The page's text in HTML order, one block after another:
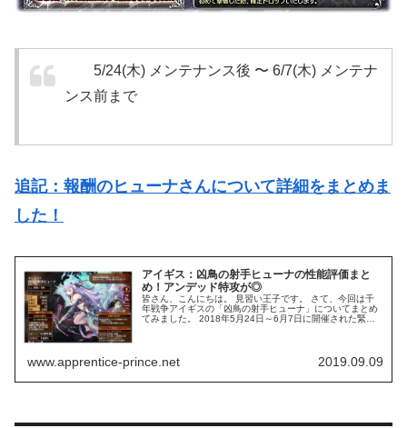
5/24(木) メンテナンス後 〜 6/7(木) メンテナ
ンス前まで
追記：報酬のヒューナさんについて詳細をまとめま
した！
アイギス：凶鳥の射手ヒューナの性能評価まと
め！アンデッド特攻が◎
皆さん、こんにちは。 見習い王子です。 さて、今回は千
年戦争アイギスの「凶鳥の射手ヒューナ」についてまとめ
てみました。 2018年5月24日～6月7日に開催された緊急
www.apprentice-prince.net 2019.09.09